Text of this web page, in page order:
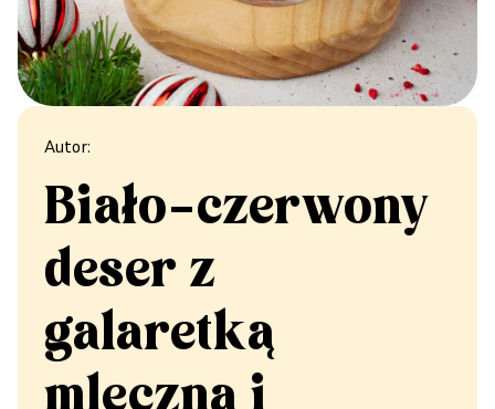
Autor:
Biało–czerwony
deser z
galaretką